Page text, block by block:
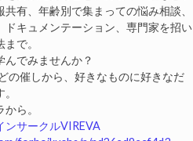
共有、年齢別で集まっての悩み相談、
ドキュメンテーション、専門家を招い
で。
んでみませんか？
の催しから、好きなものに好きなだ
ら。
ンサークルVIREVA